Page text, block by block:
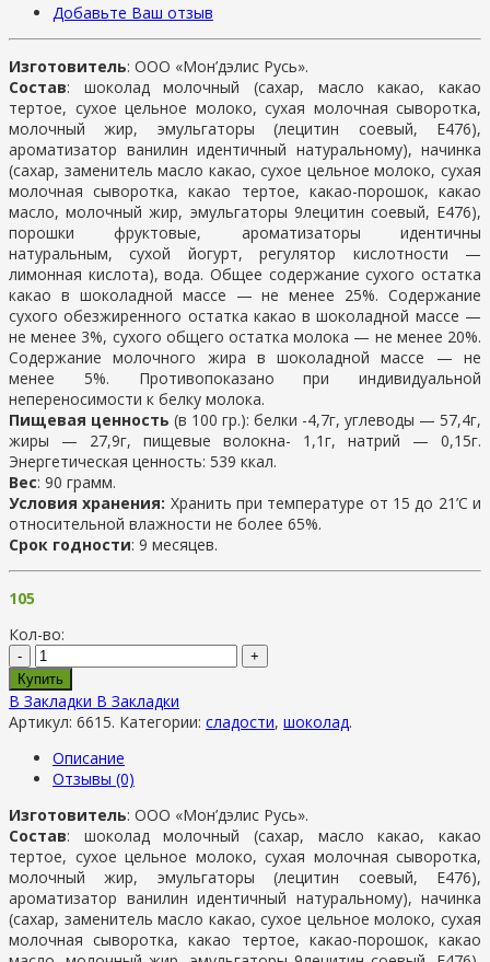
Добавьте Ваш отзыв
Изготовитель: ООО «Мон’дэлис Русь».
Состав: шоколад молочный (сахар, масло какао, какао
тертое, сухое цельное молоко, сухая молочная сыворотка,
молочный жир, эмульгаторы (лецитин соевый, Е476),
ароматизатор ванилин идентичный натуральному), начинка
(сахар, заменитель масло какао, сухое цельное молоко, сухая
молочная сыворотка, какао тертое, какао-порошок, какао
масло, молочный жир, эмульгаторы 9лецитин соевый, Е476),
порошки фруктовые, ароматизаторы идентичны
натуральным, сухой йогурт, регулятор кислотности —
лимонная кислота), вода. Общее содержание сухого остатка
какао в шоколадной массе — не менее 25%. Содержание
сухого обезжиренного остатка какао в шоколадной массе —
не менее 3%, сухого общего остатка молока — не менее 20%.
Содержание молочного жира в шоколадной массе — не
менее 5%. Противопоказано при индивидуальной
непереносимости к белку молока.
Пищевая ценность (в 100 гр.): белки -4,7г, углеводы — 57,4г,
жиры — 27,9г, пищевые волокна- 1,1г, натрий — 0,15г.
Энергетическая ценность: 539 ккал.
Вес: 90 грамм.
Условия хранения: Хранить при температуре от 15 до 21’С и
относительной влажности не более 65%.
Срок годности: 9 месяцев.
105
Кол-во:
-
+
Купить
В Закладки В Закладки
Артикул: 6615. Категории: сладости, шоколад.
Описание
Отзывы (0)
Изготовитель: ООО «Мон’дэлис Русь».
Состав: шоколад молочный (сахар, масло какао, какао
тертое, сухое цельное молоко, сухая молочная сыворотка,
молочный жир, эмульгаторы (лецитин соевый, Е476),
ароматизатор ванилин идентичный натуральному), начинка
(сахар, заменитель масло какао, сухое цельное молоко, сухая
молочная сыворотка, какао тертое, какао-порошок, какао